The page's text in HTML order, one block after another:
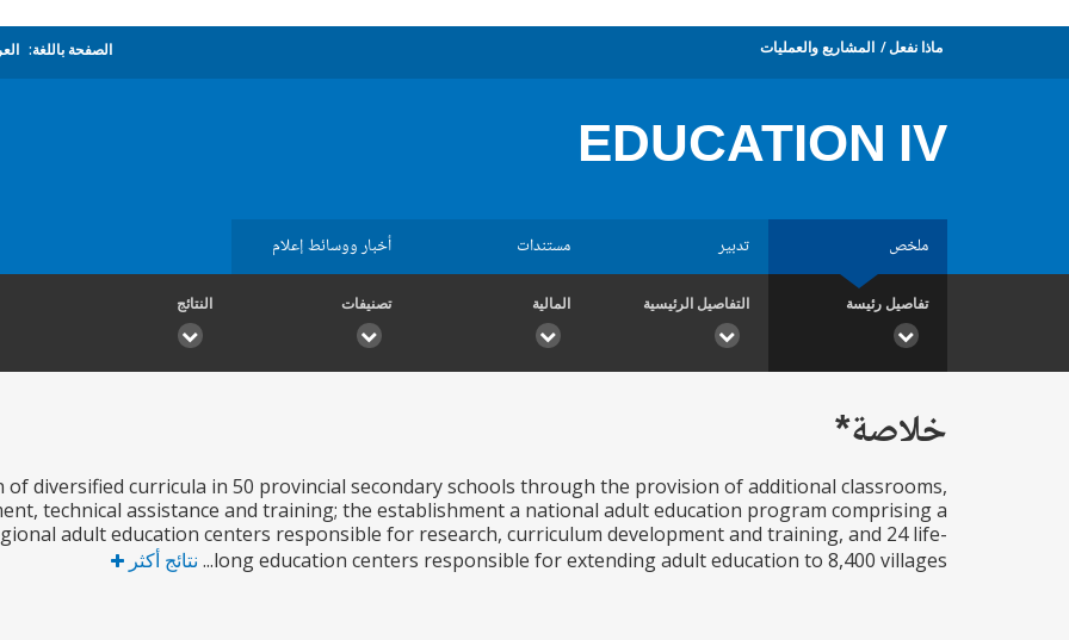
ماذا نفعل المشاريع والعمليات الصفحة باللغة:
EDUCATION IV
ملخص تدبير مستندات أخبار ووسائط إعلام
تفاصيل رئيسة التفاصيل الرئيسية المالية تصنيفات النتائج
خلاصة*
diversified curricula in 50 provincial secondary schools through the provision of additional classrooms,
technical assistance and training; the establishment a national adult education program comprising a
adult education centers responsible for research, curriculum development and training, and 24 life-
long education centers responsible for extending adult education to 8,400 villages...
نتائج أكثر